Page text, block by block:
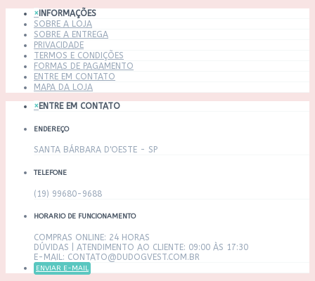
× INFORMAÇÕES
SOBRE A LOJA
SOBRE A ENTREGA
PRIVACIDADE
TERMOS E CONDIÇÕES
FORMAS DE PAGAMENTO
ENTRE EM CONTATO
MAPA DA LOJA
×ENTRE EM CONTATO
ENDEREÇO
SANTA BÁRBARA D'OESTE - SP
TELEFONE
(19) 99680-9688
HORARIO DE FUNCIONAMENTO
COMPRAS ONLINE: 24 HORAS
DÚVIDAS | ATENDIMENTO AO CLIENTE: 09:00 ÀS 17:30
E-MAIL: CONTATO@DUDOGVEST.COM.BR
ENVIAR E-MAIL